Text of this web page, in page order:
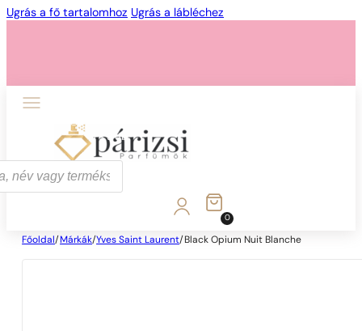
Ugrás a fő tartalomhoz Ugrás a lábléchez
1 - 3 db
0
Főoldal/ Márkák/Yves Saint Laurent/ Black Opium Nuit Blanche